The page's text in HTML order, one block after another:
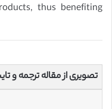
thus benefiting
تصویری از مقاله ترجمه و